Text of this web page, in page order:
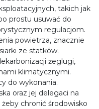
takich jak
prostu usuwać do
regulacjom.
powietrza, znacznie
ze statków.
żeglugi,
klimatycznymi.
do wykonania.
oraz jej delegaci na
chronić środowisko